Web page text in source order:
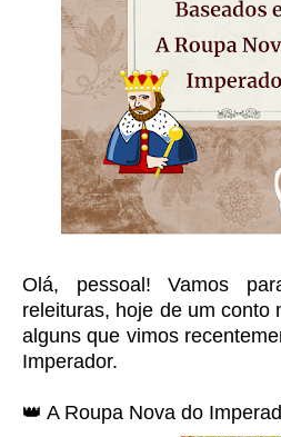
Olá, pessoal! Vamos
releituras, hoje de um conto
alguns que vimos
Imperador.
👑 A Roupa Nova do